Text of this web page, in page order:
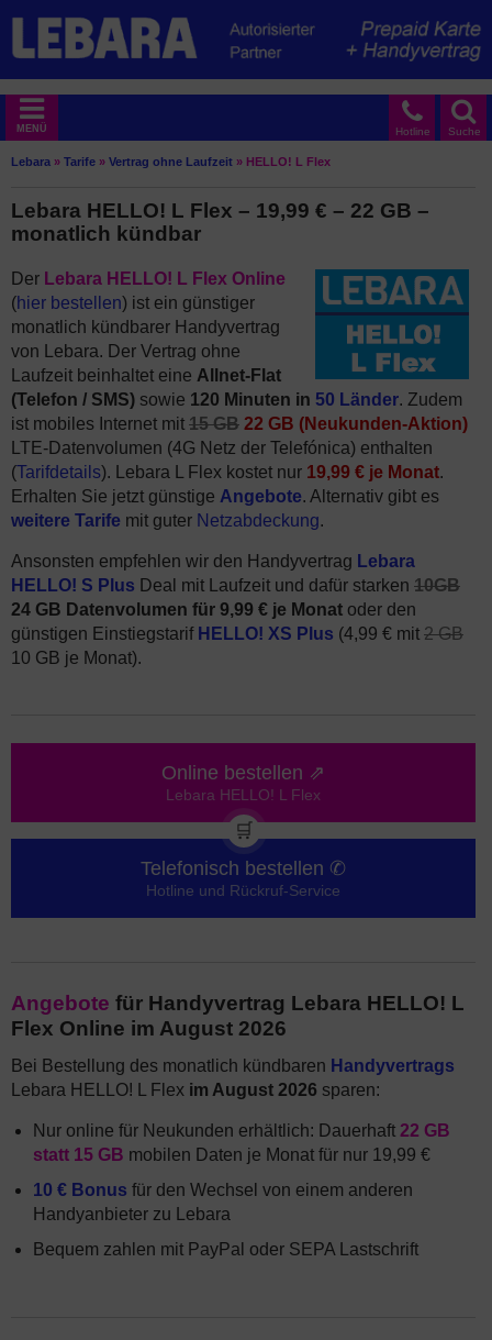
Suche
Hotline
MENÜ
Lebara » Tarife » Vertrag ohne Laufzeit » HELLO! L Flex
Lebara HELLO! L Flex – 19,99 € – 22 GB –
monatlich kündbar
Der Lebara HELLO! L Flex Online
(hier bestellen) ist ein günstiger
monatlich kündbarer Handyvertrag
von Lebara. Der Vertrag ohne
Laufzeit beinhaltet eine Allnet-Flat
(Telefon / SMS) sowie 120 Minuten in 50 Länder. Zudem
ist mobiles Internet mit 15 GB 22 GB (Neukunden-Aktion)
LTE-Datenvolumen (4G Netz der Telefónica) enthalten
(Tarifdetails). Lebara L Flex kostet nur 19,99 € je Monat.
Erhalten Sie jetzt günstige Angebote. Alternativ gibt es
weitere Tarife mit guter Netzabdeckung.
Ansonsten empfehlen wir den Handyvertrag Lebara
HELLO! S Plus Deal mit Laufzeit und dafür starken 10GB
24 GB Datenvolumen für 9,99 € je Monat oder den
günstigen Einstiegstarif HELLO! XS Plus (4,99 € mit 2 GB
10 GB je Monat).
Online bestellen ⇗
Lebara HELLO! L Flex
🛒
Telefonisch bestellen ✆
Hotline und Rückruf-Service
Angebote für Handyvertrag Lebara HELLO! L
Flex Online im August 2026
Bei Bestellung des monatlich kündbaren Handyvertrags
Lebara HELLO! L Flex im August 2026 sparen:
Nur online für Neukunden erhältlich: Dauerhaft 22 GB
statt 15 GB mobilen Daten je Monat für nur 19,99 €
10 € Bonus für den Wechsel von einem anderen
Handyanbieter zu Lebara
Bequem zahlen mit PayPal oder SEPA Lastschrift